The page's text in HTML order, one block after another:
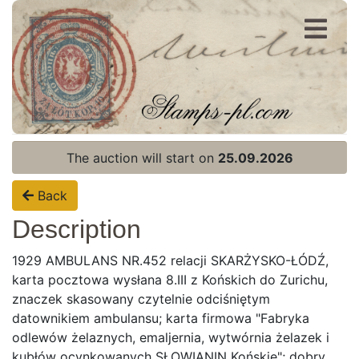
Register
Login
The auction will start on 25.09.2026
Back
Description
1929 AMBULANS NR.452 relacji SKARŻYSKO-ŁÓDŹ,
karta pocztowa wysłana 8.III z Końskich do Zurichu,
znaczek skasowany czytelnie odciśniętym
datownikiem ambulansu; karta firmowa "Fabryka
odlewów żelaznych, emaljernia, wytwórnia żelazek i